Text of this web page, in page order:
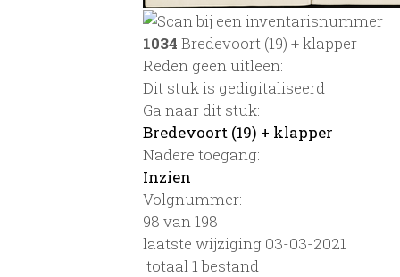
1034 Bredevoort (19) + klapper
Reden geen uitleen:
Dit stuk is gedigitaliseerd
Ga naar dit stuk:
Bredevoort (19) + klapper
Nadere toegang:
Inzien
Volgnummer:
98 van 198
laatste wijziging 03-03-2021
totaal 1 bestand